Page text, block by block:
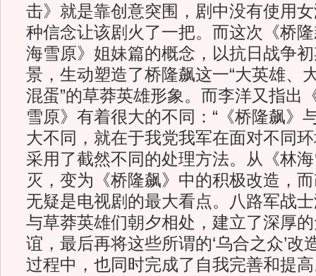
击》就是靠创意突围，剧中没有使用
种信念让该剧火了一把。而这次《桥
海雪原》姐妹篇的概念，以抗日战争
景，生动塑造了桥隆飙这一“大英雄、
混蛋”的草莽英雄形象。而李洋又指出
雪原》有着很大的不同：“《桥隆飙》
大不同，就在于我党我军在面对不同
采用了截然不同的处理方法。从《林
灭，变为《桥隆飙》中的积极改造，
无疑是电视剧的最大看点。八路军战
与草莽英雄们朝夕相处，建立了深厚
谊，最后再将这些所谓的‘乌合之众’改
过程中，也同时完成了自我完善和提